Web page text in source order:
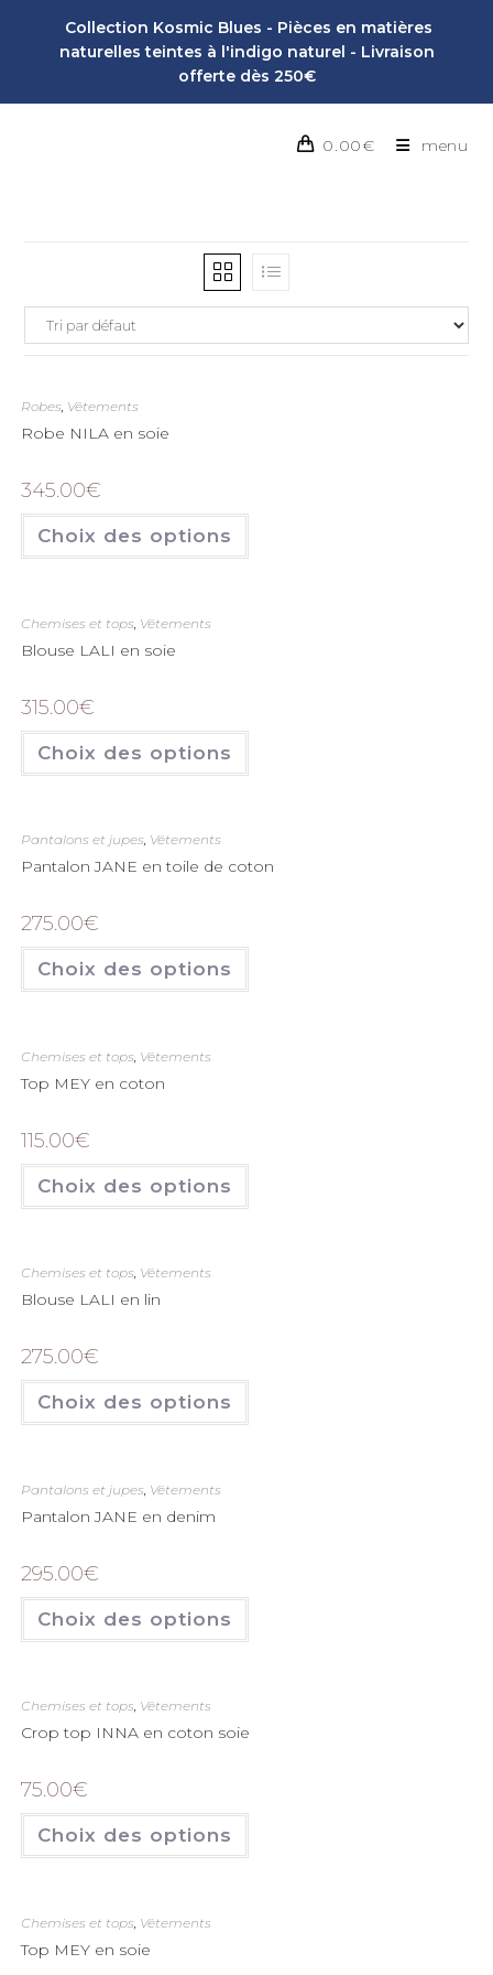
Collection Kosmic Blues - Pièces en matières
naturelles teintes à l'indigo naturel - Livraison
offerte dès 250€
0.00€ menu
Robes, Vêtements
Robe NILA en soie
345.00€
Choix des options
Chemises et tops Vêtements
Blouse LALI en soie
315.00€
Choix des options
Pantalons et jupes, Vêtements
Pantalon JANE en toile de coton
275.00€
Choix des options
Chemises et tops Vêtements
Top MEY en coton
115.00€
Choix des options
Chemises et tops, Vêtements
Blouse LALI en lin
275.00€
Choix des options
Pantalons et jupes Vêtements
Pantalon JANE en denim
295.00€
Choix des options
Chemises et tops, Vêtements
Crop top INNA en coton soie
75.00€
Choix des options
Chemises et tops Vêtements
Top MEY en soie